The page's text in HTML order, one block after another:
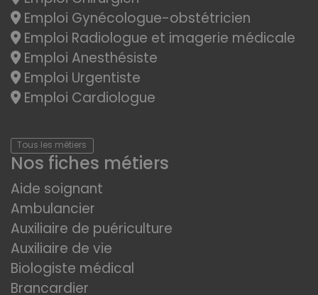
Emploi Gynécologue-obstétricien
Emploi Radiologue et imagerie médicale
Emploi Anesthésiste
Emploi Urgentiste
Emploi Cardiologue
Tous les métiers
Nos fiches métiers
Aide soignant
Ambulancier
Auxiliaire de puériculture
Auxiliaire de vie
Biologiste médical
Brancardier